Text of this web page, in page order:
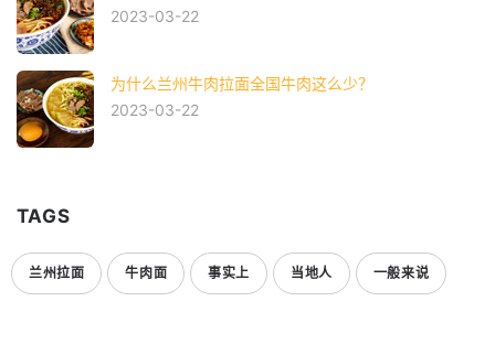
2023-03-22
为什么兰州牛肉拉面全国牛肉这么少？
2023-03-22
TAGS
兰州拉面 牛肉面 事实上 当地人 一般来说